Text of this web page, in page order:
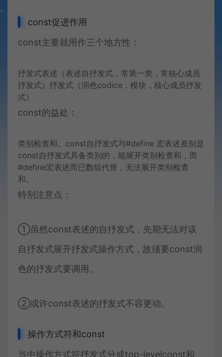
const促进作用
const主要就用作三个地方性：
抒发式表述（表述自抒发式，常第一类，常核心成员
抒发式）抒发式（润色codice，模块，核心成员抒发
式）
const的益处：
类别检查和。const自抒发式与#define 宏表述差别是
const自抒发式具备类别的，能展开类别检查和，而
#define宏表述而已数组代替，无法展开类别检查
和。
特别注意点：
①虽然const表述的自抒发式，先期无法对该
自抒发式展开抒发式操作方式，故须要const润
色的抒发式要调用。
②或许const表述的抒发式不容更动。
操作方式符和const
当中操作方式符抒发式分成top-levelconst和